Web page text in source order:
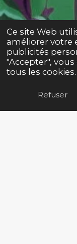
Ce site Web
améliorer votre
publicités
"Accepter",
tous les cookies.
Refuser